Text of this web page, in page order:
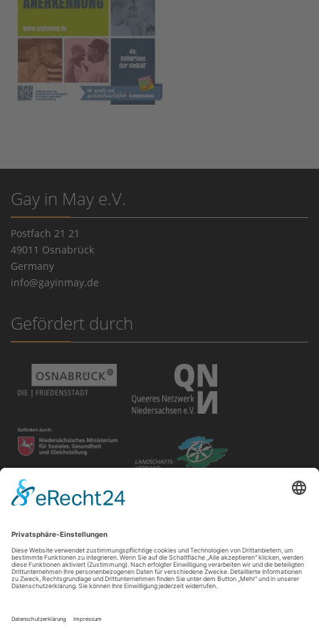
Gay in May e.V.
Postfach 21 21
49011 Osnabrück
Germany
info@gayinmay.de
Gefördert durch
Disclaimer
Der Gay in May e.V. bietet unterschiedlichen Gruppen und
für ihre Inhalte tragen die Veranstalter*innen.